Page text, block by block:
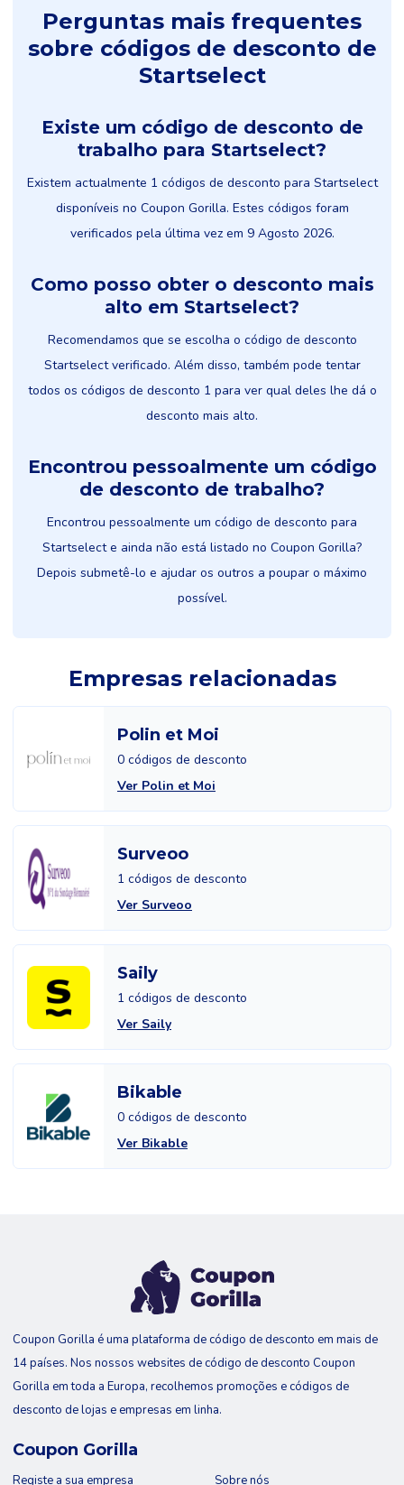
Perguntas mais frequentes
sobre códigos de desconto de
Startselect
Existe um código de desconto de
trabalho para Startselect?
Existem actualmente 1 códigos de desconto para Startselect
disponíveis no Coupon Gorilla. Estes códigos foram
verificados pela última vez em 9 Agosto 2026.
Como posso obter o desconto mais
alto em Startselect?
Recomendamos que se escolha o código de desconto
Startselect verificado. Além disso, também pode tentar
todos os códigos de desconto 1 para ver qual deles lhe dá o
desconto mais alto.
Encontrou pessoalmente um código
de desconto de trabalho?
Encontrou pessoalmente um código de desconto para
Startselect e ainda não está listado no Coupon Gorilla?
Depois submetê-lo e ajudar os outros a poupar o máximo
possível.
Empresas relacionadas
Polin et Moi
0 códigos de desconto
Ver Polin et Moi
Surveoo
1 códigos de desconto
Ver Surveoo
Saily
1 códigos de desconto
Ver Saily
Bikable
0 códigos de desconto
Ver Bikable
Coupon Gorilla é uma plataforma de código de desconto em mais de
14 países. Nos nossos websites de código de desconto Coupon
Gorilla em toda a Europa, recolhemos promoções e códigos de
desconto de lojas e empresas em linha.
Coupon Gorilla
Registe a sua empresa Sobre nós